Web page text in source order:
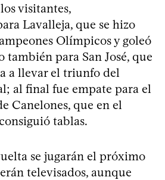
visitantes,
Lavalleja, que se hizo
Olímpicos y goleó
también para San José, que
a llevar el triunfo del
al final fue empate para el
Canelones, que en el
tablas.
se jugarán el próximo
televisados, aunque